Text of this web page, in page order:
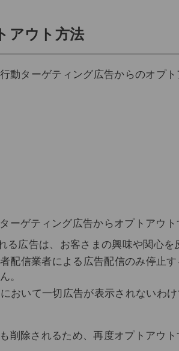
アウト方法
動ターゲティング広告からのオプ
ゲティング広告からオプトアウ
広告は、お客さまの興味や関心を
配信業者による広告配信のみ停止
。
おいて一切広告が表示されないわ
除されるため、再度オプトアウト